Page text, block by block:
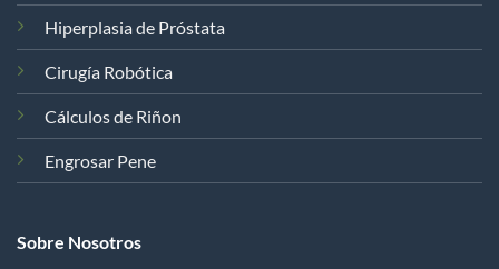
Hiperplasia de Próstata
Cirugía Robótica
Cálculos de Riñon
Engrosar Pene
Sobre Nosotros